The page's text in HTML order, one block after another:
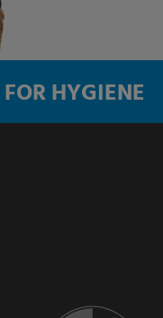
FOR HYGIENE